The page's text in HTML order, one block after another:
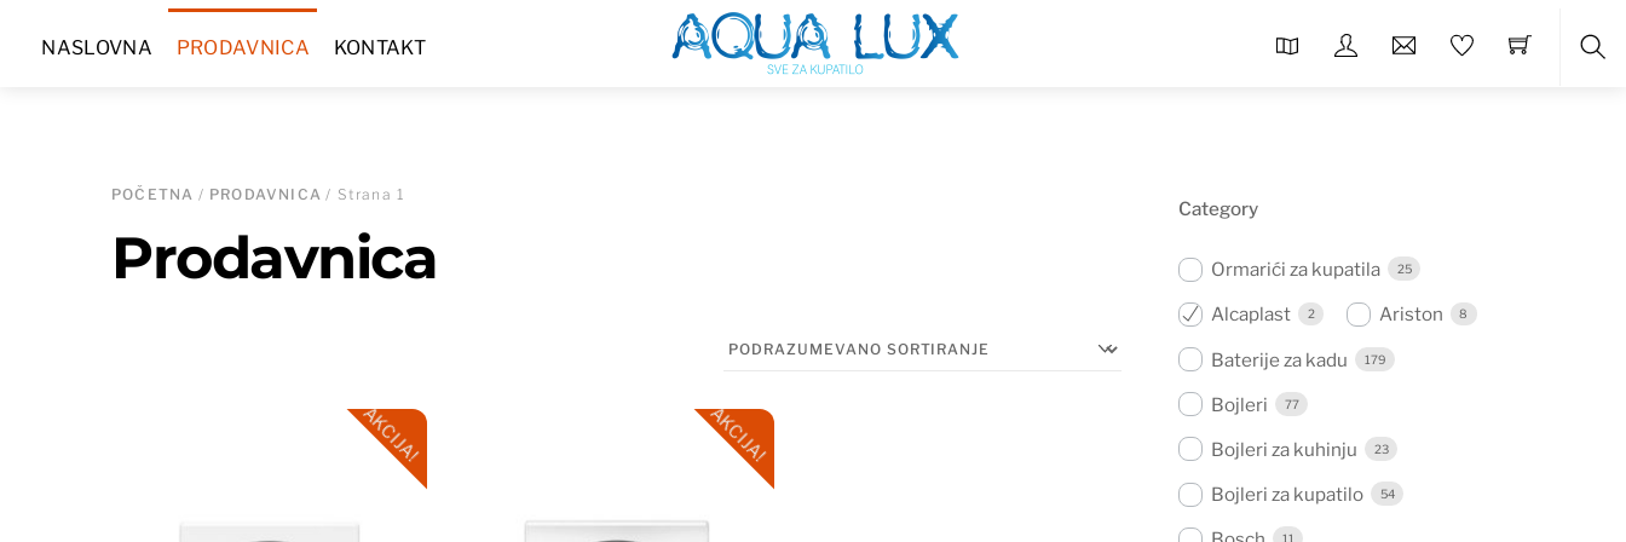
Menu
NASLOVNA PRODAVNICA KONTAKT
POČETNA / PRODAVNICA / Strana 1
Prodavnica
AKCIJA! AKCIJA!
Category
Ormarići za kupatila 25
Alcaplast 2 Ariston 8
Baterije za kadu 179
Bojleri 77
Bojleri za kuhinju 23
Bojleri za kupatilo 54
11